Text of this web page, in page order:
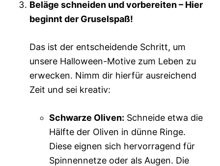
Beläge schneiden und vorbereiten – Hier
beginnt der Gruselspaß!
Das ist der entscheidende Schritt, um
unsere Halloween-Motive zum Leben zu
erwecken. Nimm dir hierfür ausreichend
Zeit und sei kreativ:
Schwarze Oliven: Schneide etwa die
Hälfte der Oliven in dünne Ringe.
Diese eignen sich hervorragend für
Spinnennetze oder als Augen. Die